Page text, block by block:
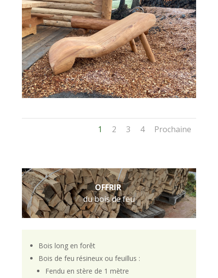
1 2 3 4 Prochaine
OFFRIR
du bois de feu
Bois long en forêt
Bois de feu résineux ou feuillus :
Fendu en stère de 1 mètre